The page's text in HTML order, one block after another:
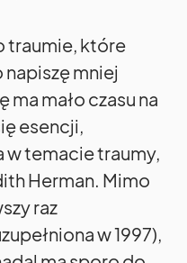
traumie, które
mniej
mało czasu na
esencji,
w temacie traumy,
Herman. Mimo
raz
w 1997),